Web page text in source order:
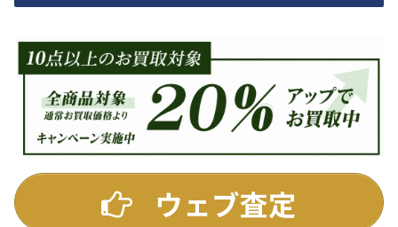
DA7000ES アンプ
買取価格：お問合せください
DENON
ウェブ査定